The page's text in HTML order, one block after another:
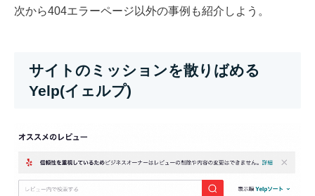
次から404エラーページ以外の事例も紹介しよう。
サイトのミッションを散りばめる
Yelp(イェルプ)